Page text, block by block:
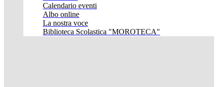
Calendario eventi
Albo online
La nostra voce
Biblioteca Scolastica "MOROTECA"